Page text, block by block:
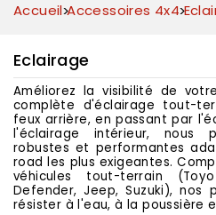
Accueil Accessoires 4x4
Eclairage
Améliorez la visibilité de
complète d'éclairage tout-
feux arrière, en passant par l'
l'éclairage intérieur, nous
robustes et performantes
road les plus exigeantes.
véhicules tout-terrain
Defender, Jeep, Suzuki), nos
résister à l'eau, à la poussière